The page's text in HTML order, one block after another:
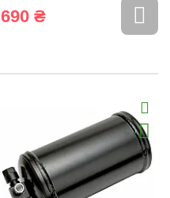
690 ₴